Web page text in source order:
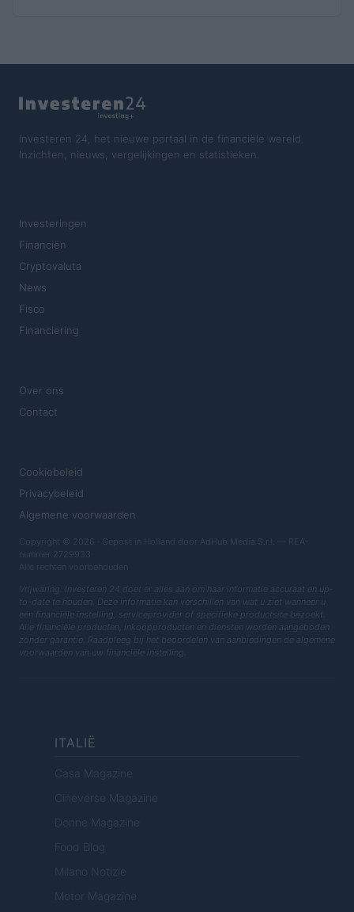
Investeren 24, het nieuwe portaal in de financiële wereld.
Inzichten, nieuws, vergelijkingen en statistieken.
Investeringen
Financiën
Cryptovaluta
News
Fisco
Financiering
Over ons
Contact
Cookiebeleid
Privacybeleid
Algemene voorwaarden
Copyright © 2026 · Gepost in Holland door AdHub Media S.r.l. — REA-
nummer 2729933
Alle rechten voorbehouden
Vrijwaring: Investeren 24 doet er alles aan om haar informatie accuraat en up-
to-date te houden. Deze informatie kan verschillen van wat u ziet wanneer u
een financiële instelling, serviceprovider of specifieke productsite bezoekt.
Alle financiële producten, inkoopproducten en diensten worden aangeboden
zonder garantie. Raadpleeg bij het beoordelen van aanbiedingen de algemene
voorwaarden van uw financiële instelling.
ITALIË
Casa Magazine
Cineverse Magazine
Donne Magazine
Food Blog
Milano Notizie
Motor Magazine